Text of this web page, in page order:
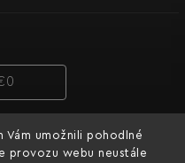
Vám umožnili pohodlné
provozu webu neustále